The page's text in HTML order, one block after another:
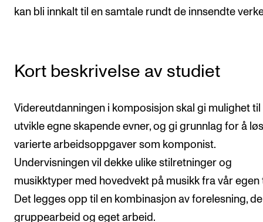
Samarbeidsprosjekter
Arrangementer og konserter
Nyheter og historier
Ledige stillinger
INFO
kan bli innkalt til en samtale rundt de innsendte
Kort beskrivelse av studiet
Videreutdanningen i komposisjon skal gi mulighet til
utvikle egne skapende evner, og gi grunnlag for å
varierte arbeidsoppgaver som komponist.
Undervisningen vil dekke ulike stilretninger og
musikktyper med hovedvekt på musikk fra vår egen
Det legges opp til en kombinasjon av forelesning,
gruppearbeid og eget arbeid.